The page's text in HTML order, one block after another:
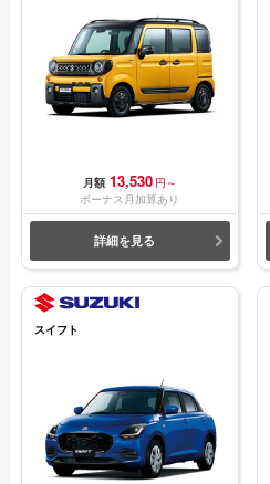
月額 13,530 円～
ボーナス月加算あり
詳細を見る
スイフト